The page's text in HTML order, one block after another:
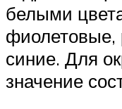
белыми
фиолетовые,
синие. Для
значение